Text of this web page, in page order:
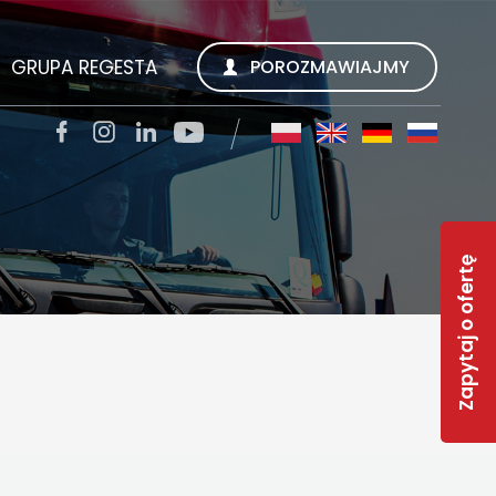
Zapytaj o ofertę
GRUPA REGESTA
REGESTA S.A.
QUALITY TRANS KWIECIEŃ SP. Z O.O.
SOLAR-R
POROZMAWIAJMY